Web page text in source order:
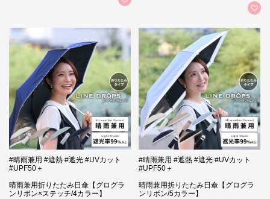
#晴雨兼用 #遮熱 #遮光 #UVカット
#UPF50＋
晴雨兼用折りたたみ日傘【グログラ
ンリボン×ステッチ/4カラー】
#晴雨兼用 #遮熱 #遮光 #UVカット
#UPF50＋
晴雨兼用折りたたみ日傘【グログラ
ンリボン/5カラー】